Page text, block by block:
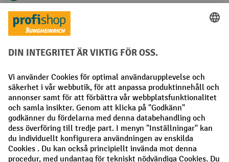
Personlig köprådgivning
Betalningsmetoder
Faktura Förskottsbetalning
Sociala nätverk
Facebook
LinkedIn
Instagram